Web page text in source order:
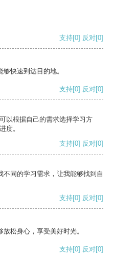
支持[0] 反对[0]
快速到达目的地。
支持[0] 反对[0]
以根据自己的需求选择学习方
度。
支持[0] 反对[0]
同的学习需求，让我能够找到自
支持[0] 反对[0]
松身心，享受美好时光。
支持[0] 反对[0]